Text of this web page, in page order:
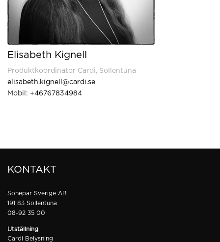
Elisabeth Kignell
Produktkoordinator Cardi, Sollentuna
elisabeth.kignell@cardi.se
Mobil: +46767834984
KONTAKT
Sonepar Sverige AB
191 83 Sollentuna
08-92 35 00
Utställning
Cardi Belysning